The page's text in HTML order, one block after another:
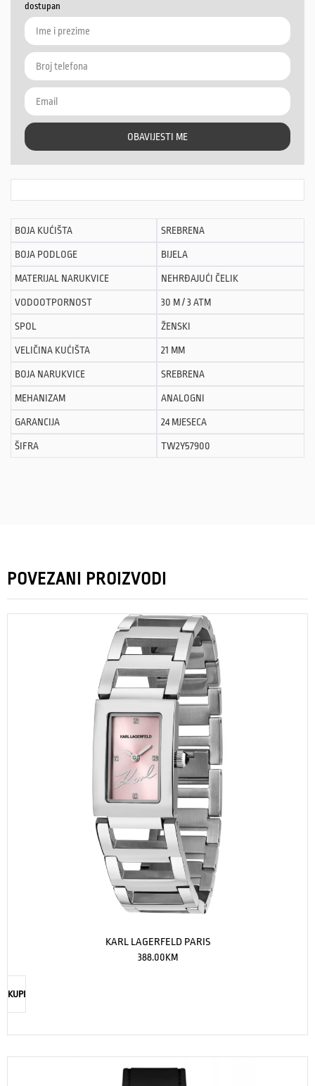
dostupan
OBAVIJESTI ME
BOJA KUĆIŠTA SREBRENA
BOJA PODLOGE BIJELA
MATERIJAL NARUKVICE NEHRĐAJUĆI ČELIK
VODOOTPORNOST 30 M / 3 ATM
SPOL ŽENSKI
VELIČINA KUĆIŠTA 21 MM
BOJA NARUKVICE SREBRENA
MEHANIZAM ANALOGNI
GARANCIJA 24 MJESECA
ŠIFRA TW2Y57900
POVEZANI PROIZVODI
KARL LAGERFELD PARIS
388.00KM
KUPI